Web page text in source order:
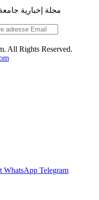
All Rights Reserved.
WhatsApp Telegram